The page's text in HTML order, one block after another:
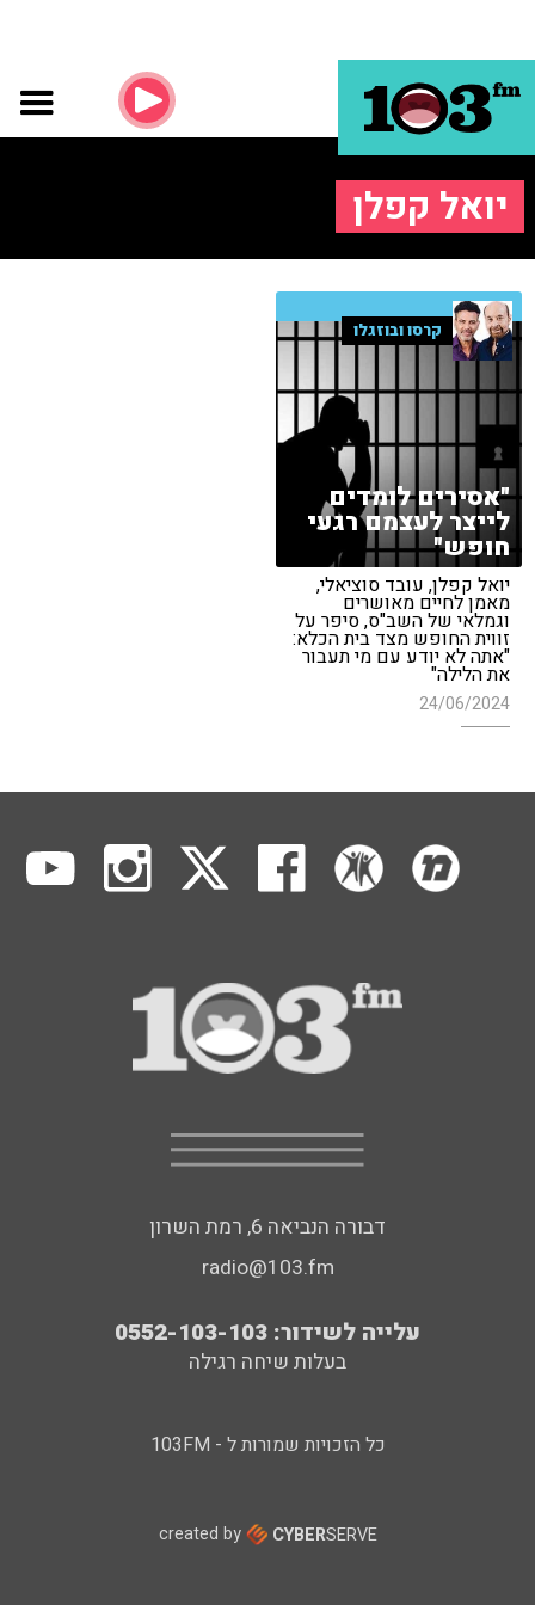
יואל קפלן
קרסו ובוזגלו
"אסירים לומדים
לייצר לעצמם רגעי
חופש"
יואל קפלן, עובד סוציאלי,
מאמן לחיים מאושרים
וגמלאי של השב"ס, סיפר על
זווית החופש מצד בית הכלא:
"אתה לא יודע עם מי תעבור
את הלילה"
24/06/2024
דבורה הנביאה 6, רמת השרון
radio@103.fm
עלייה לשידור: 0552-103-103
בעלות שיחה רגילה
כל הזכויות שמורות ל - 103FM
created by CYBERSERVE